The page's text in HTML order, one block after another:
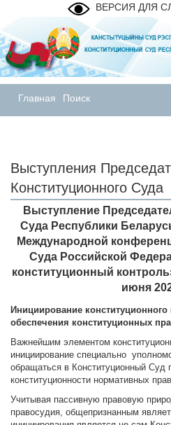
ВЕРСИЯ ДЛЯ
Главная Поиск
Выступления
Конституционного Суда
Выступление
Суда Республики
Международной
Суда Российской
конституционный
июня
Инициирование конституционного
обеспечения конституционных
Важнейшим элементом
инициирование специально
обращаться в Конституционный Суд
конституционности нормативных
Учитывая пассивную правовую
правосудия, общепризнанным